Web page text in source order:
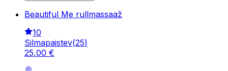
Beautiful Me rullmassaaž
10
Silmapaistev(25)
25,00 €